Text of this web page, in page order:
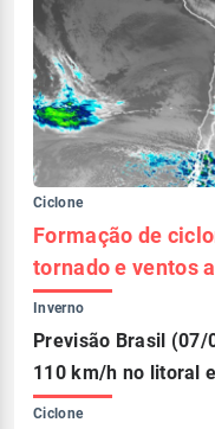
Ciclone
Formação de
tornado e ventos
Inverno
Previsão Brasil (07/
110 km/h no litoral
Ciclone